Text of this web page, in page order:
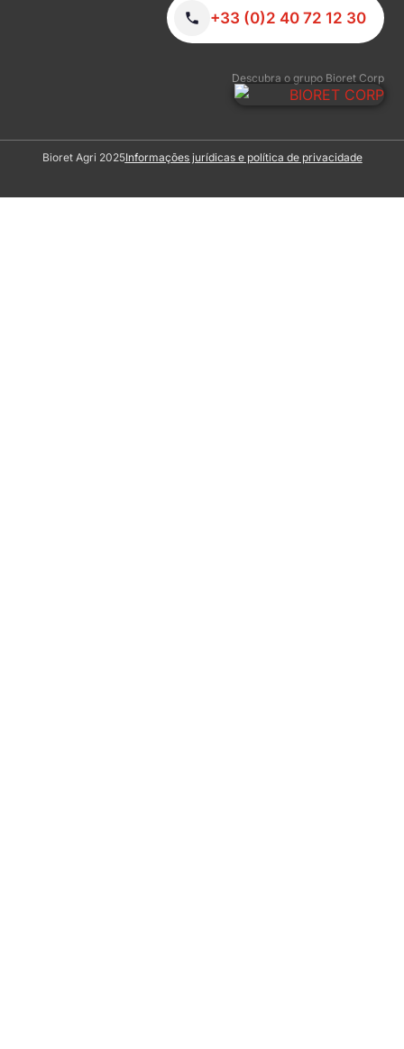
+33 (0)2 40 72 12 30
Descubra o grupo Bioret Corp
Bioret Agri 2025Informações jurídicas e política de privacidade